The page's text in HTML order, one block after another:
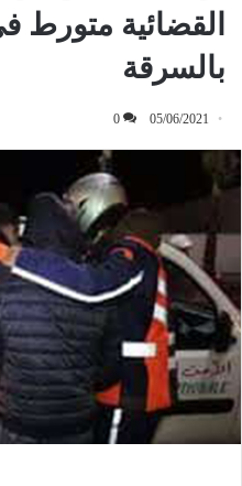
القضائية متورط
بالسرقة
05/06/2021
0